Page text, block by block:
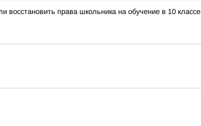
восстановить права школьника на обучение в 10 классе